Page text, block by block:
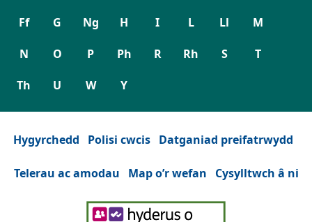
Ff G Ng H I L Ll M
N O P Ph R Rh S T
Th U W Y
Hygyrchedd Polisi cwcis Datganiad preifatrwydd
Telerau ac amodau Map o’r wefan Cysylltwch â ni